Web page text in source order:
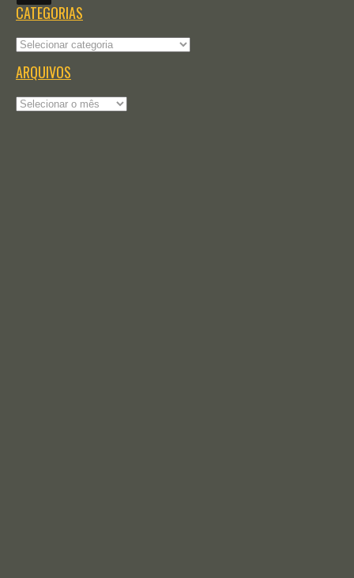
CATEGORIAS
Categorias
ARQUIVOS
Arquivos